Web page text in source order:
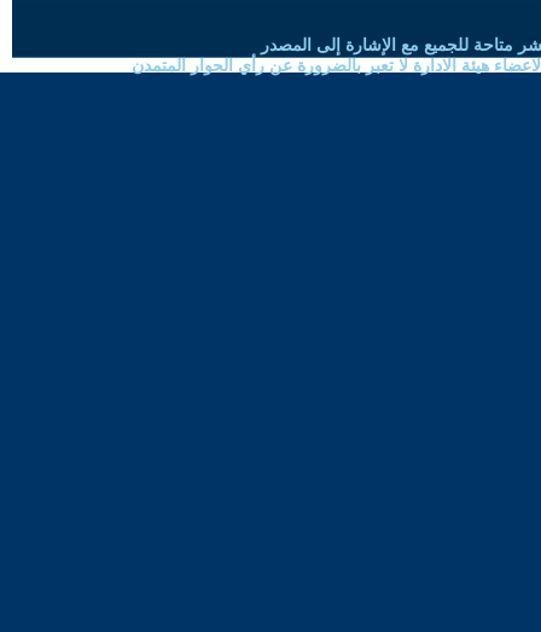
متاحة للجميع مع الإشارة إلى المصدر
هيئة الادارة لا تعبر بالضرورة عن رأي الحوار المتمدن